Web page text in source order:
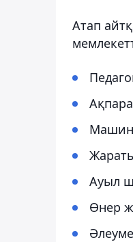
Атап
Ауыл
Өнер